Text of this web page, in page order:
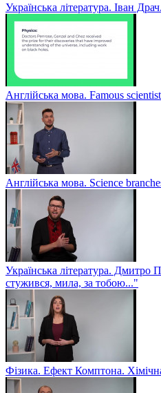
Українська література. Іван
Англійська мова. Famous
Англійська мова. Sсience
Українська література.
стужився, мила, за тобою..."
Фізика. Ефект Комптона. Хімічна